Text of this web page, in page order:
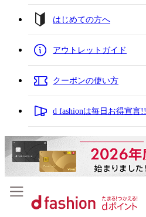
はじめての方へ
アウトレットガイド
クーポンの使い方
d fashionは毎日お得宣言!!